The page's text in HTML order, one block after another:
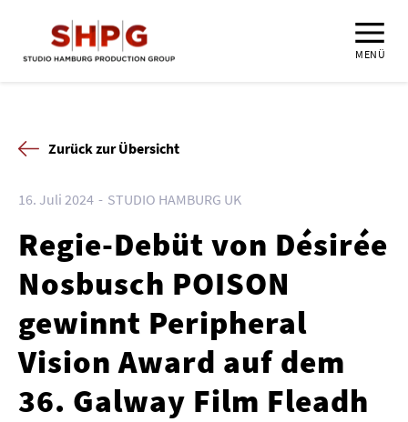
MENÜ
Zurück zur Übersicht
16. Juli 2024 STUDIO HAMBURG UK
Regie-Debüt von Désirée
Nosbusch POISON
gewinnt Peripheral
Vision Award auf dem
36. Galway Film Fleadh